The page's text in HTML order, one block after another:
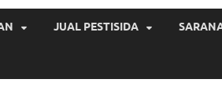
JUAL PESTISIDA